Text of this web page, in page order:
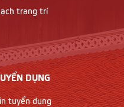
trang trí
DỤNG
tuyển dụng